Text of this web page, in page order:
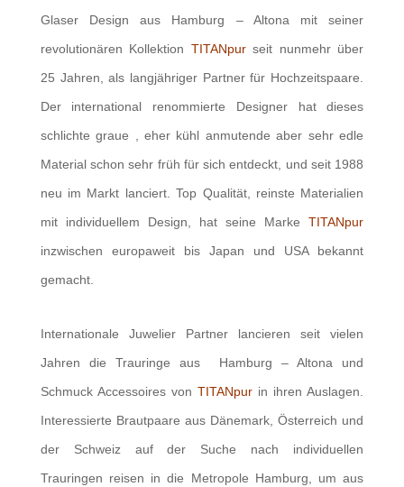
Glaser Design aus Hamburg – Altona mit seiner
revolutionären Kollektion TITANpurseit nunmehr über
25 Jahren, als langjähriger Partner für Hochzeitspaare.
Der international renommierte Designer hat dieses
schlichte graue , eher kühl anmutende aber sehr edle
Material schon sehr früh für sich entdeckt, und seit 1988
neu im Markt lanciert. Top Qualität, reinste Materialien
mit individuellem Design, hat seine MarkeTITANpur
inzwischen europaweit bis Japan und USA bekannt
gemacht.
Internationale Juwelier Partner lancieren seit vielen
Jahren die Trauringe aus Hamburg – Altona und
Schmuck Accessoires von TITANpur in ihren Auslagen.
Interessierte Brautpaare aus Dänemark, Österreich und
der Schweiz auf der Suche nach individuellen
Trauringen reisen in die Metropole Hamburg, um aus